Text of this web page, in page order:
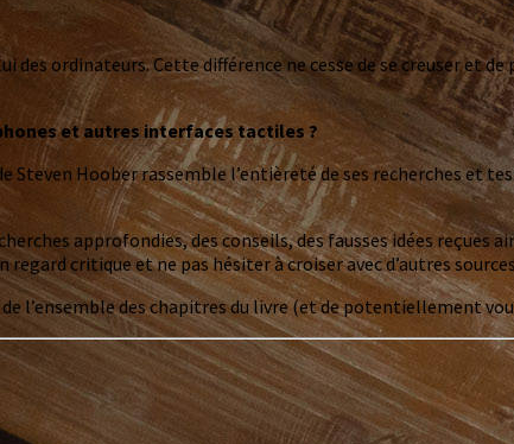
des ordinateurs. Cette différence ne cesse de se creuser et
et autres interfaces tactiles ?
Steven Hoober rassemble l’entièreté de ses recherches et
approfondies, des conseils, des fausses idées reçues
critique et ne pas hésiter à croiser avec d’autres
l’ensemble des chapitres du livre (et de potentiellement